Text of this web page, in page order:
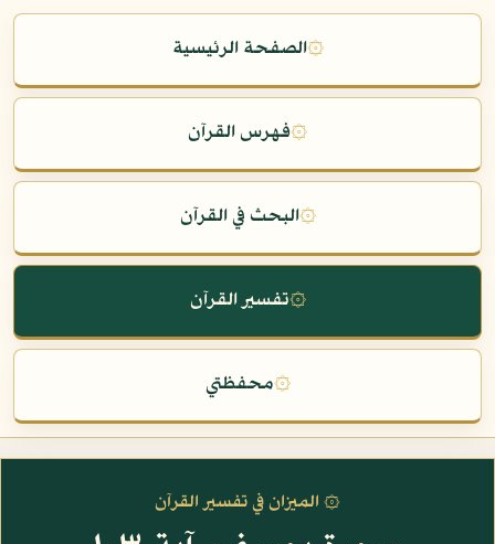
۞الصفحة الرئيسية
۞فهرس القرآن
۞البحث في القرآن
۞تفسير القرآن
۞محفظتي
۞ الميزان في تفسير القرآن